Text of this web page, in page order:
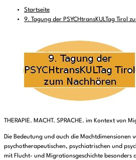
Startseite
9. Tagung der PSYCHtransKULTag Tirol
THERAPIE. MACHT. SPRACHE. im Kontext von
Die Bedeutung und auch die Machtdimensionen
psychotherapeutischen, psychiatrischen und
mit Flucht- und Migrationsgeschichte besonders